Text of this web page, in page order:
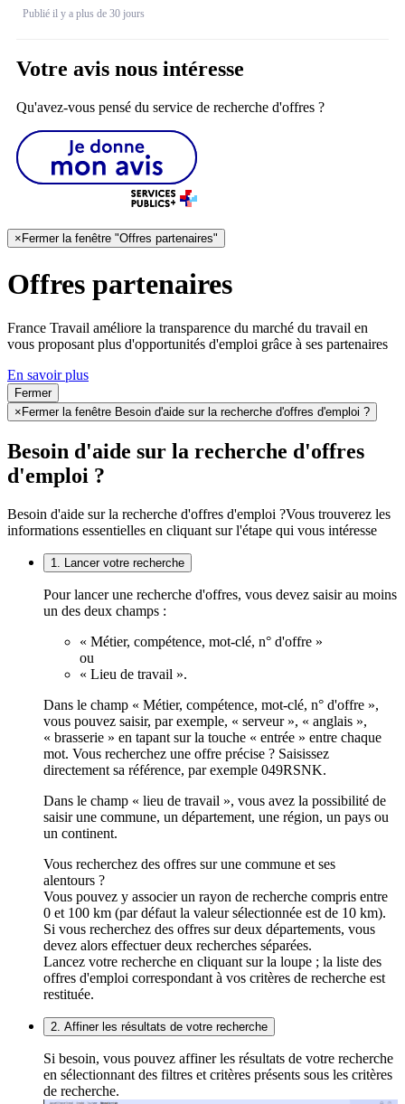
Publié il y a plus de 30 jours
Votre avis nous intéresse
Qu'avez-vous pensé du service de recherche d'offres ?
× Fermer la fenêtre "Offres partenaires"
Offres partenaires
France Travail améliore la transparence du marché du travail en
vous proposant plus d'opportunités d'emploi grâce à ses partenaires
En savoir plus
Fermer
× Fermer la fenêtre Besoin d'aide sur la recherche d'offres d'emploi ?
Besoin d'aide sur la recherche d'offres
d'emploi ?
Besoin d'aide sur la recherche d'offres d'emploi ?Vous trouverez les
informations essentielles en cliquant sur l'étape qui vous intéresse
1. Lancer votre recherche
Pour lancer une recherche d'offres, vous devez saisir au moins
un des deux champs :
« Métier, compétence, mot-clé, n° d'offre »
ou
« Lieu de travail ».
Dans le champ « Métier, compétence, mot-clé, n° d'offre »,
vous pouvez saisir, par exemple, « serveur », « anglais »,
« brasserie » en tapant sur la touche « entrée » entre chaque
mot. Vous recherchez une offre précise ? Saisissez
directement sa référence, par exemple 049RSNK.
Dans le champ « lieu de travail », vous avez la possibilité de
saisir une commune, un département, une région, un pays ou
un continent.
Vous recherchez des offres sur une commune et ses
alentours ?
Vous pouvez y associer un rayon de recherche compris entre
0 et 100 km (par défaut la valeur sélectionnée est de 10 km).
Si vous recherchez des offres sur deux départements, vous
devez alors effectuer deux recherches séparées.
Lancez votre recherche en cliquant sur la loupe ; la liste des
offres d'emploi correspondant à vos critères de recherche est
restituée.
2. Affiner les résultats de votre recherche
Si besoin, vous pouvez affiner les résultats de votre recherche
en sélectionnant des filtres et critères présents sous les critères
de recherche.